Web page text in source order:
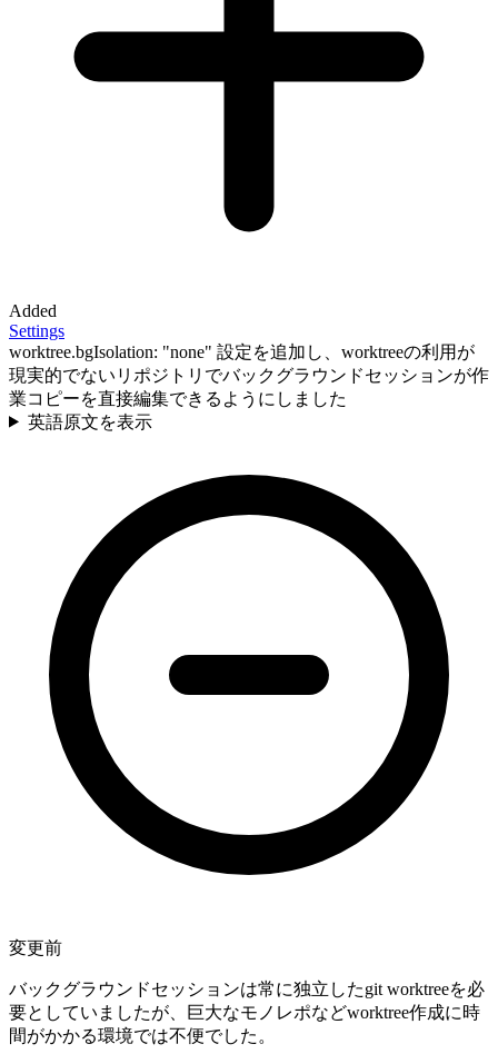
Added
Settings
worktree.bgIsolation: "none" 設定を追加し、worktreeの利用が
現実的でないリポジトリでバックグラウンドセッションが作
業コピーを直接編集できるようにしました
英語原文を表示
変更前
バックグラウンドセッションは常に独立したgit worktreeを必
要としていましたが、巨大なモノレポなどworktree作成に時
間がかかる環境では不便でした。